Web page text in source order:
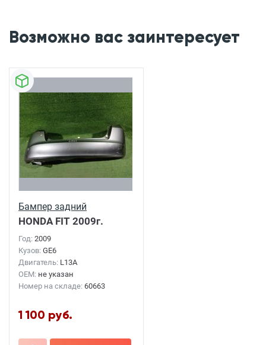
Возможно вас заинтересует
Бампер задний
HONDA FIT 2009г.
Год: 2009
Кузов: GE6
Двигатель: L13A
OEM: не указан
Номер на складе: 60663
1 100 руб.